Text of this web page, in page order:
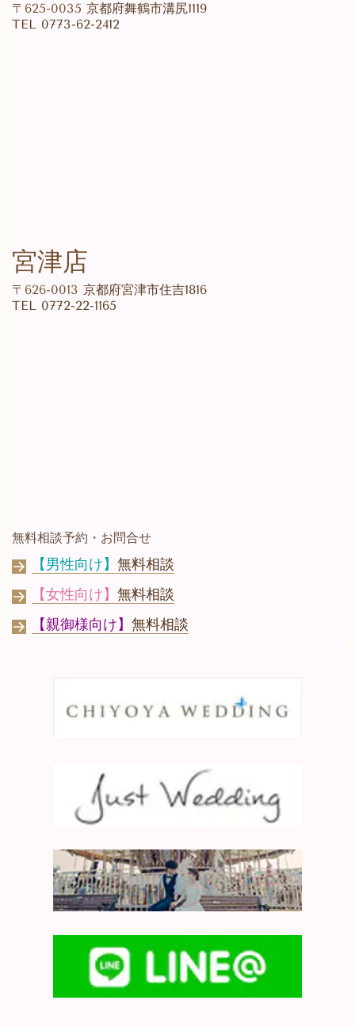
〒625-0035 京都府舞鶴市溝尻1119
TEL 0773-62-2412
宮津店
〒626-0013 京都府宮津市住吉1816
TEL 0772-22-1165
無料相談予約・お問合せ
【男性向け】 無料相談
【女性向け】 無料相談
【親御様向け】 無料相談